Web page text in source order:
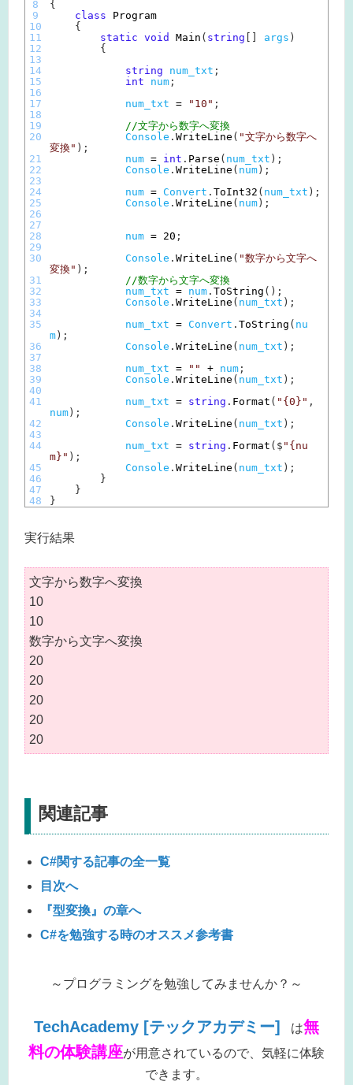
8
9
10
11
12
13
14
15
16
17
18
19
20
21
22
23
24
25
26
27
28
29
30
31
32
33
34
35
36
37
38
39
40
41
42
43
44
45
46
47
48
{
class
Program
{
static void Main ( string args )
{
string
num_txt ;
int
num ;
num_txt = "10" ;
//文字から数字へ変換
Console . WriteLine ( "文字から数字へ
変換" ) ;
num = int . Parse ( num_txt ) ;
Console . WriteLine ( num ) ;
num = Convert . ToInt32 ( num_txt ) ;
Console . WriteLine ( num ) ;
num = 20 ;
Console . WriteLine ( "数字から文字へ
変換" ) ;
//数字から文字へ変換
num_txt = num . ToString ( ) ;
Console . WriteLine ( num_txt ) ;
num_txt = Convert . ToString ( nu
m ) ;
Console . WriteLine ( num_txt ) ;
num_txt = "" + num ;
Console . WriteLine ( num_txt ) ;
num_txt = string . Format ( "{0}" ,
num ) ;
Console . WriteLine ( num_txt ) ;
num_txt = string . Format ( $ "{nu
m}" ) ;
Console . WriteLine ( num_txt ) ;
}
}
}
実行結果
文字から数字へ変換
10
10
数字から文字へ変換
20
20
20
20
20
関連記事
C#関する記事の全一覧
目次へ
『型変換』の章へ
C#を勉強する時のオススメ参考書
～プログラミングを勉強してみませんか？～
TechAcademy [テックアカデミー] は無
料の体験講座が用意されているので、気軽に体験
できます。